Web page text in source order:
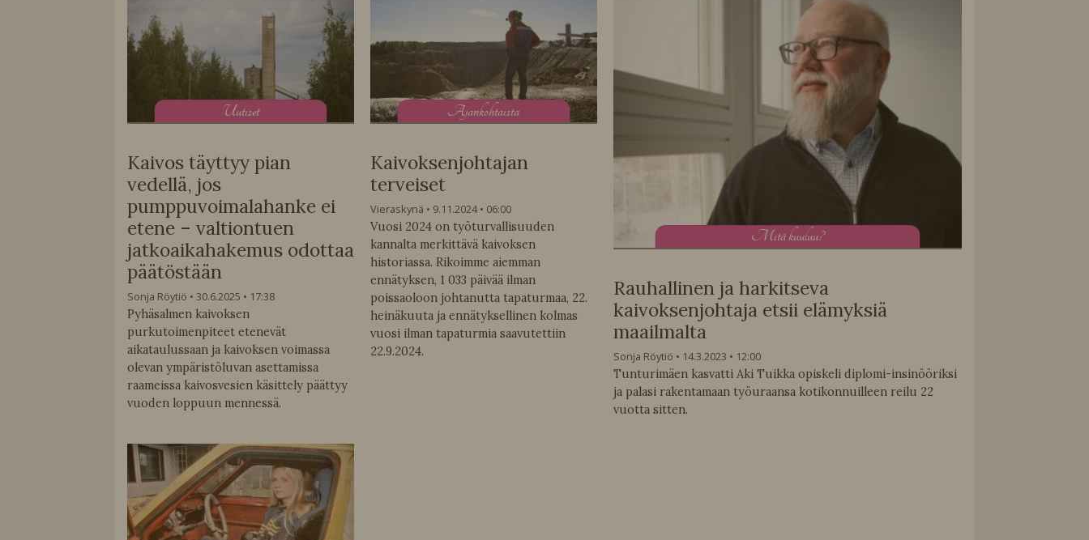
Uutiset
Kaivos täyttyy pian
vedellä, jos
pumppuvoimalahanke ei
etene – valtiontuen
jatkoaikahakemus odottaa
päätöstään
Sonja Röytiö 30.6.2025
17:38
Pyhäsalmen kaivoksen
purkutoimenpiteet etenevät
aikataulussaan ja kaivoksen voimassa
olevan ympäristöluvan asettamissa
raameissa kaivosvesien käsittely päättyy
vuoden loppuun mennessä.
Ajankohtaista
Kaivoksenjohtajan
terveiset
Vieraskynä 9.11.2024
06:00
Vuosi 2024 on työturvallisuuden
kannalta merkittävä kaivoksen
historiassa. Rikoimme aiemman
ennätyksen, 1 033 päivää ilman
poissaoloon johtanutta tapaturmaa, 22.
heinäkuuta ja ennätyksellinen kolmas
vuosi ilman tapaturmia saavutettiin
22.9.2024.
Mitä kuuluu?
Rauhallinen ja harkitseva
kaivoksenjohtaja etsii elämyksiä
maailmalta
Sonja Röytiö 14.3.2023
12:00
Tunturimäen kasvatti Aki Tuikka opiskeli diplomi-insinööriksi
ja palasi rakentamaan työuraansa kotikonnuilleen reilu 22
vuotta sitten.